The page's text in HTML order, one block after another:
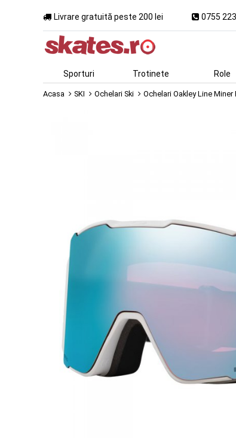
Livrare gratuită peste 200 lei 0755
Sporturi Trotinete Role
Acasa SKI Ochelari Ski Ochelari Oakley Line